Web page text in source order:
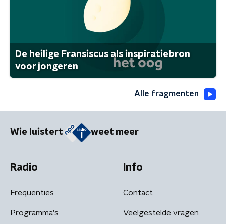
De heilige Fransiscus als inspiratiebron
voor jongeren
Alle fragmenten
Wie luistert weet meer
Radio
Frequenties
Programma's
Info
Contact
Veelgestelde vragen